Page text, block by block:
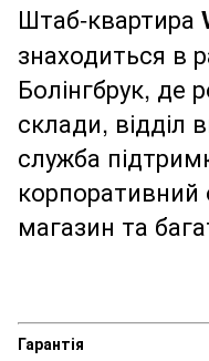
Штаб-квартира
знаходиться в
Болінгбрук, де
склади, відділ
служба
корпоративний
магазин та
Гарантія